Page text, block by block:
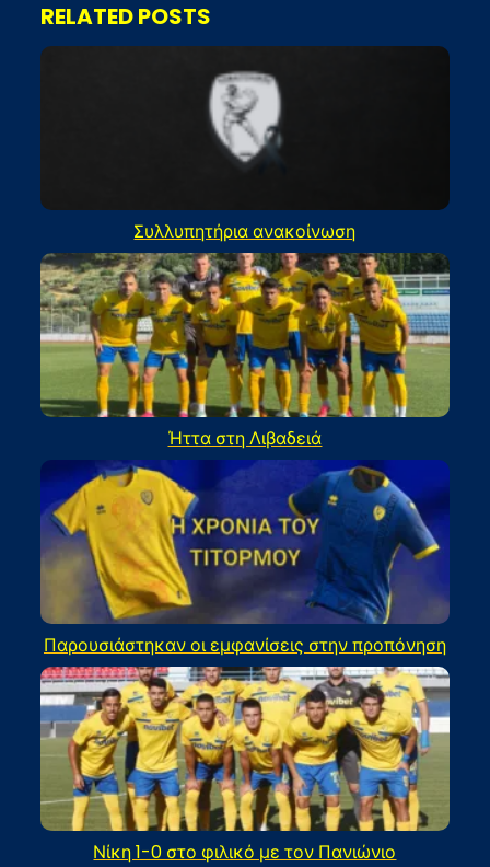
RELATED POSTS
Συλλυπητήρια ανακοίνωση
Ήττα στη Λιβαδειά
Παρουσιάστηκαν οι εμφανίσεις στην προπόνηση
Νίκη 1-0 στο φιλικό με τον Πανιώνιο